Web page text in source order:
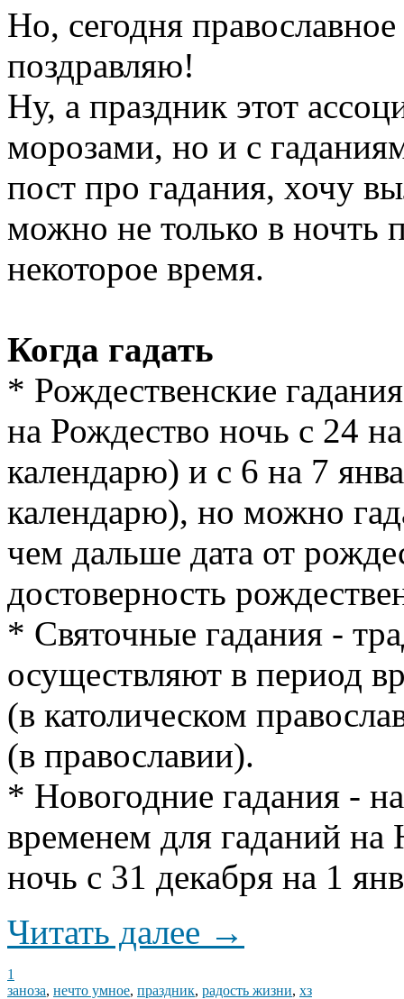
Но, сегодня
поздравляю!
Ну, а праздник этот
морозами, но и с
пост про гадания, хочу
можно не только в ночть
некоторое время.
Когда гадать
* Рождественские
на Рождество ночь с 24
календарю) и с 6 на 7
календарю), но можно
чем дальше дата от
достоверность
* Святочные гадания -
осуществляют в период
(в католическом
(в православии).
* Новогодние гадания -
временем для гаданий на
ночь с 31 декабря на 1
Читать далее →
1
заноза, нечто умное, праздник, радость жизни, хз